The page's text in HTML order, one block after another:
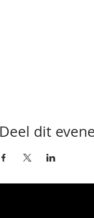
Deel dit